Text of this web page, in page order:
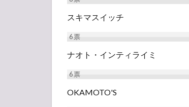
スキマスイッチ
6票
ナオト・インティライミ
6票
OKAMOTO'S